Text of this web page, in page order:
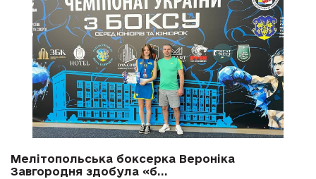
Мелітопольська боксерка Вероніка
Завгородня здобула «б...